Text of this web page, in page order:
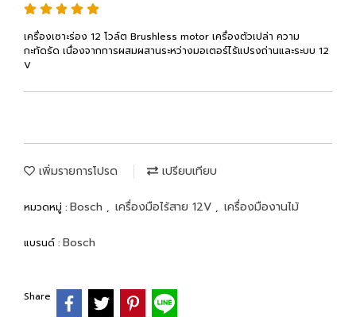
เครื่องเซาะร่อง 12 โวล์ต Brushless motor เครื่องตัวเปล่า ความ
กะทัดรัด เนื่องจากการผสมผสานระหว่างมอเตอร์ไร้แปรงถ่านและระบบ 12
V
เพิ่มรายการโปรด เปรียบเทียบ
หมวดหมู่ : Bosch , เครื่องมือไร้สาย 12V , เครื่องมืองานไม้
แบรนด์ : Bosch
Share